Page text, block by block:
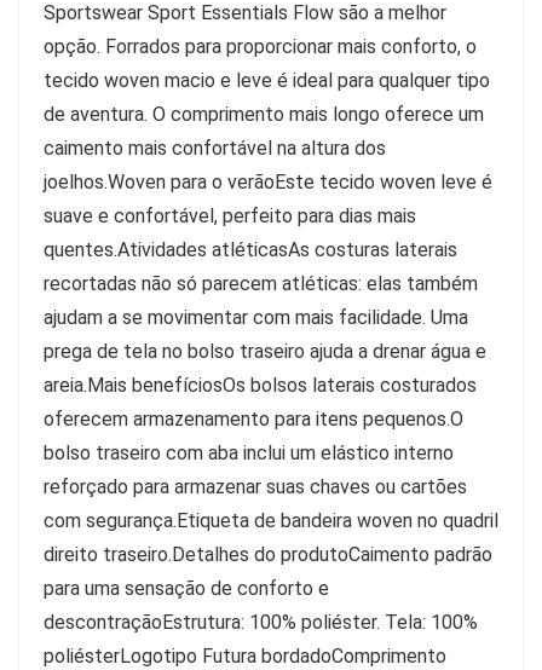
Sportswear Sport Essentials Flow são a melhor
opção. Forrados para proporcionar mais conforto, o
tecido woven macio e leve é ideal para qualquer tipo
de aventura. O comprimento mais longo oferece um
caimento mais confortável na altura dos
joelhos.Woven para o verãoEste tecido woven leve é
suave e confortável, perfeito para dias mais
quentes.Atividades atléticasAs costuras laterais
recortadas não só parecem atléticas: elas também
ajudam a se movimentar com mais facilidade. Uma
prega de tela no bolso traseiro ajuda a drenar água e
areia.Mais benefíciosOs bolsos laterais costurados
oferecem armazenamento para itens pequenos.O
bolso traseiro com aba inclui um elástico interno
reforçado para armazenar suas chaves ou cartões
com segurança.Etiqueta de bandeira woven no quadril
direito traseiro.Detalhes do produtoCaimento padrão
para uma sensação de conforto e
descontraçãoEstrutura: 100% poliéster. Tela: 100%
poliésterLogotipo Futura bordadoComprimento